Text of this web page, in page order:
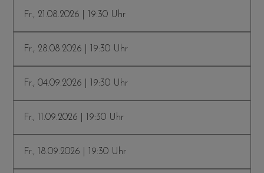
Fr., 21.08.2026 | 19:30 Uhr
Fr., 28.08.2026 | 19:30 Uhr
Fr., 04.09.2026 | 19:30 Uhr
Fr., 11.09.2026 | 19:30 Uhr
Fr., 18.09.2026 | 19:30 Uhr